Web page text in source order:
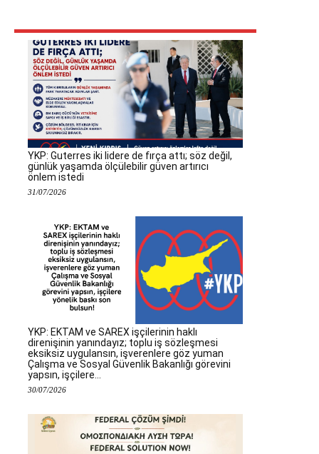
YKP: Guterres iki lidere de fırça attı; söz değil,
günlük yaşamda ölçülebilir güven artırıcı
önlem istedi
31/07/2026
YKP: EKTAM ve SAREX işçilerinin haklı
direnişinin yanındayız; toplu iş sözleşmesi
eksiksiz uygulansın, işverenlere göz yuman
Çalışma ve Sosyal Güvenlik Bakanlığı görevini
yapsın, işçilere...
30/07/2026